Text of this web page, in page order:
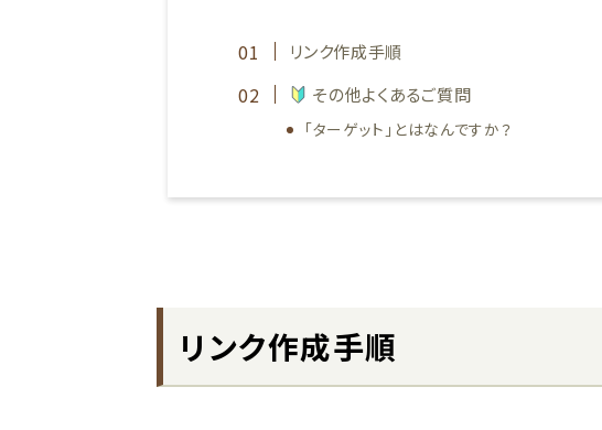
リンク作成手順
その他よくあるご質問
「ターゲット」とはなんですか？
リンク作成手順